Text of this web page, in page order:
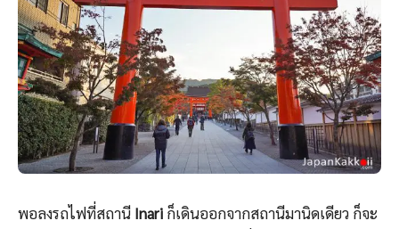
พอลงรถไฟที่สถานี Inari ก็เดินออกจากสถานีมานิดเดียว ก็จะ